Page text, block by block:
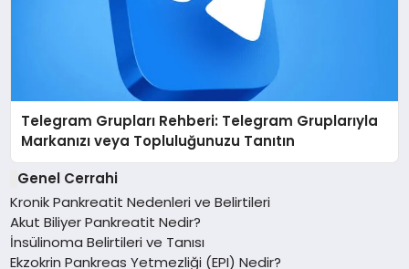
Telegram Grupları Rehberi: Telegram Gruplarıyla
Markanızı veya Topluluğunuzu Tanıtın
Genel Cerrahi
Kronik Pankreatit Nedenleri ve Belirtileri
Akut Biliyer Pankreatit Nedir?
İnsülinoma Belirtileri ve Tanısı
Ekzokrin Pankreas Yetmezliği (EPI) Nedir?